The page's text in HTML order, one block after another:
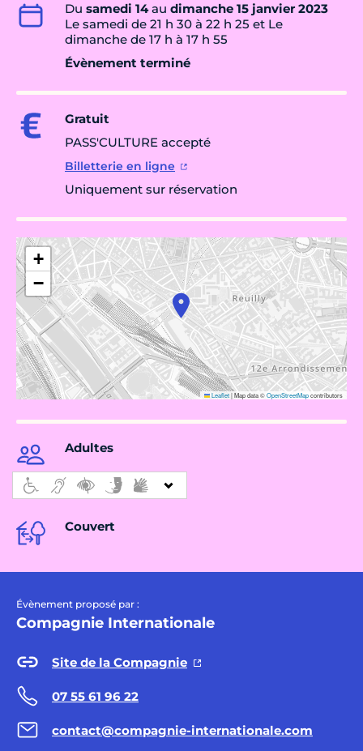
Du samedi 14au dimanche 15 janvier 2023
Le samedi de 21 h 30 à 22 h 25 et Le
dimanche de 17 h à 17 h 55
Évènement terminé
Gratuit
PASS'CULTURE accepté
Billetterie en ligne
Uniquement sur réservation
+
−
Leaflet|Map data ©OpenStreetMapcontributors
Adultes
Couvert
Évènement proposé par :
Compagnie Internationale
Site de la Compagnie
07 55 61 96 22
contact@compagnie-internationale.com